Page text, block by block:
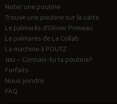
Noter une poutine
Trouve une poutine sur la carte
Le palmarès d’Olivier Primeau
Le palmarès de La Collab
La machine à POUTZ
Jeu – Connais-tu ta poutine?
Forfaits
Nous joindre
FAQ